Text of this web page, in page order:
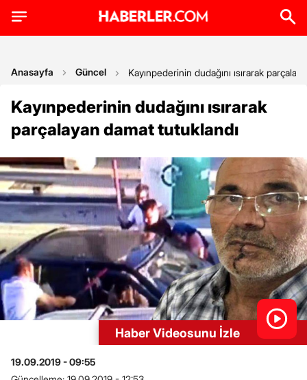
Anasayfa Güncel Kayınpederinin dudağını ısırarak
Kayınpederinin dudağını ısırarak
parçalayan damat tutuklandı
Haber Videosunu İzle
19.09.2019 - 09:55